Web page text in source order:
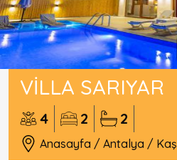
VILLA SARIYAR
4 2 2
Anasayfa / Antalya / Kaş